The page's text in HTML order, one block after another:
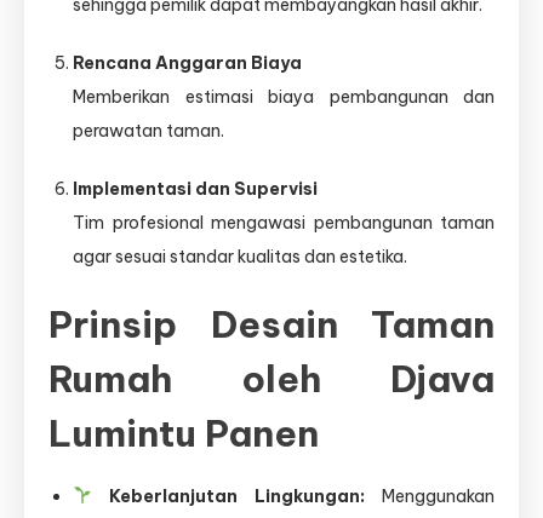
sehingga pemilik dapat membayangkan hasil akhir.
Rencana Anggaran Biaya
Memberikan estimasi biaya pembangunan dan
perawatan taman.
Implementasi dan Supervisi
Tim profesional mengawasi pembangunan taman
agar sesuai standar kualitas dan estetika.
Prinsip Desain Taman
Rumah oleh Djava
Lumintu Panen
Keberlanjutan Lingkungan: Menggunakan